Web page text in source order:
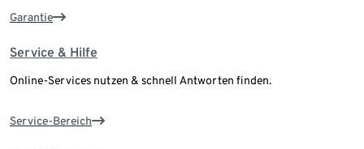
Garantie
Service & Hilfe
Online-Services nutzen & schnell Antworten finden.
Service-Bereich